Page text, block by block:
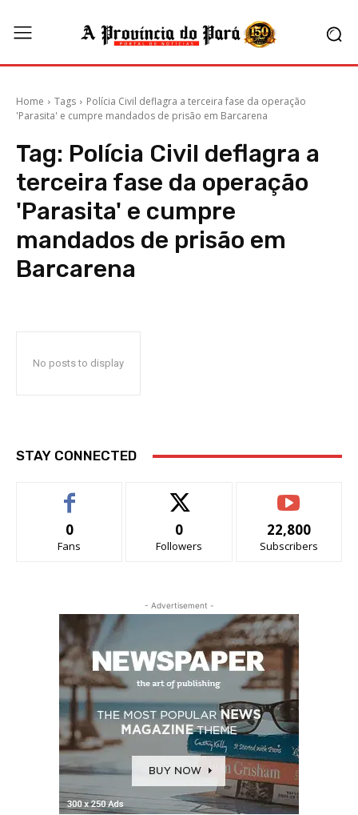
Home Tags
Polícia Civil deflagra a terceira fase da operação
'Parasita' e cumpre mandados de prisão em Barcarena
Tag: Polícia Civil deflagra a
terceira fase da operação
'Parasita' e cumpre
mandados de prisão em
Barcarena
No posts to display
STAY CONNECTED
0
Fans
0
Followers
22,800
Subscribers
- Advertisement -